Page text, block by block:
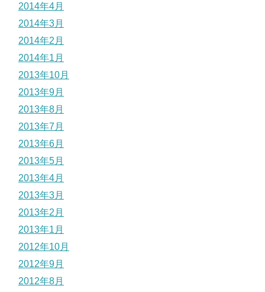
2014年4月
2014年3月
2014年2月
2014年1月
2013年10月
2013年9月
2013年8月
2013年7月
2013年6月
2013年5月
2013年4月
2013年3月
2013年2月
2013年1月
2012年10月
2012年9月
2012年8月